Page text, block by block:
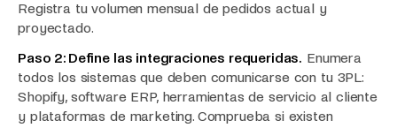
Registra tu volumen mensual de pedidos actual y
proyectado.
Paso 2: Define las integraciones requeridas. Enumera
todos los sistemas que deben comunicarse con tu 3PL:
Shopify, software ERP, herramientas de servicio al cliente
y plataformas de marketing. Comprueba si existen